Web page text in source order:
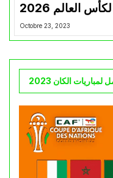
العالم 2026
Octobre 23, 2023
لمباريات الكان 2023